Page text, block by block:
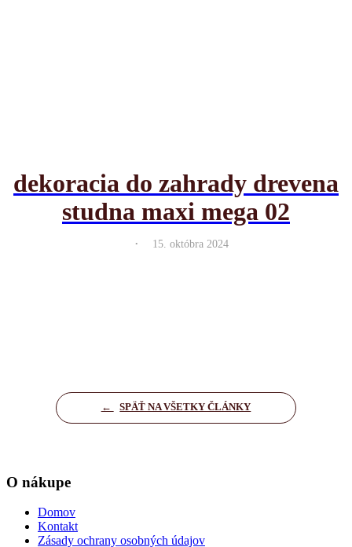
dekoracia do zahrady drevena
studna maxi mega 02
. 15. októbra 2024
← SPÄŤ NA VŠETKY ČLÁNKY
O nákupe
Domov
Kontakt
Zásady ochrany osobných údajov